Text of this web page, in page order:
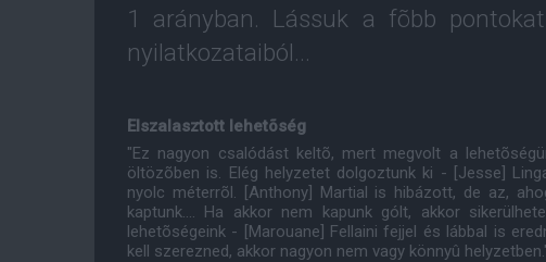
1 arányban. Lássuk a fõbb
nyilatkozataiból...
Elszalasztott lehetõség
"Ez nagyon csalódást keltõ, mert megvolt a
öltözõben is. Elég helyzetet dolgoztunk ki - [Jesse]
nyolc méterrõl. [Anthony] Martial is hibázott, de az,
kaptunk.... Ha akkor nem kapunk gólt, akkor
lehetõségeink - [Marouane] Fellaini fejjel és lábbal is
kell szerezned, akkor nagyon nem vagy könnyû